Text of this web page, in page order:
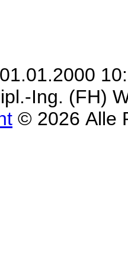
Ing. (FH)
© 2026 Alle